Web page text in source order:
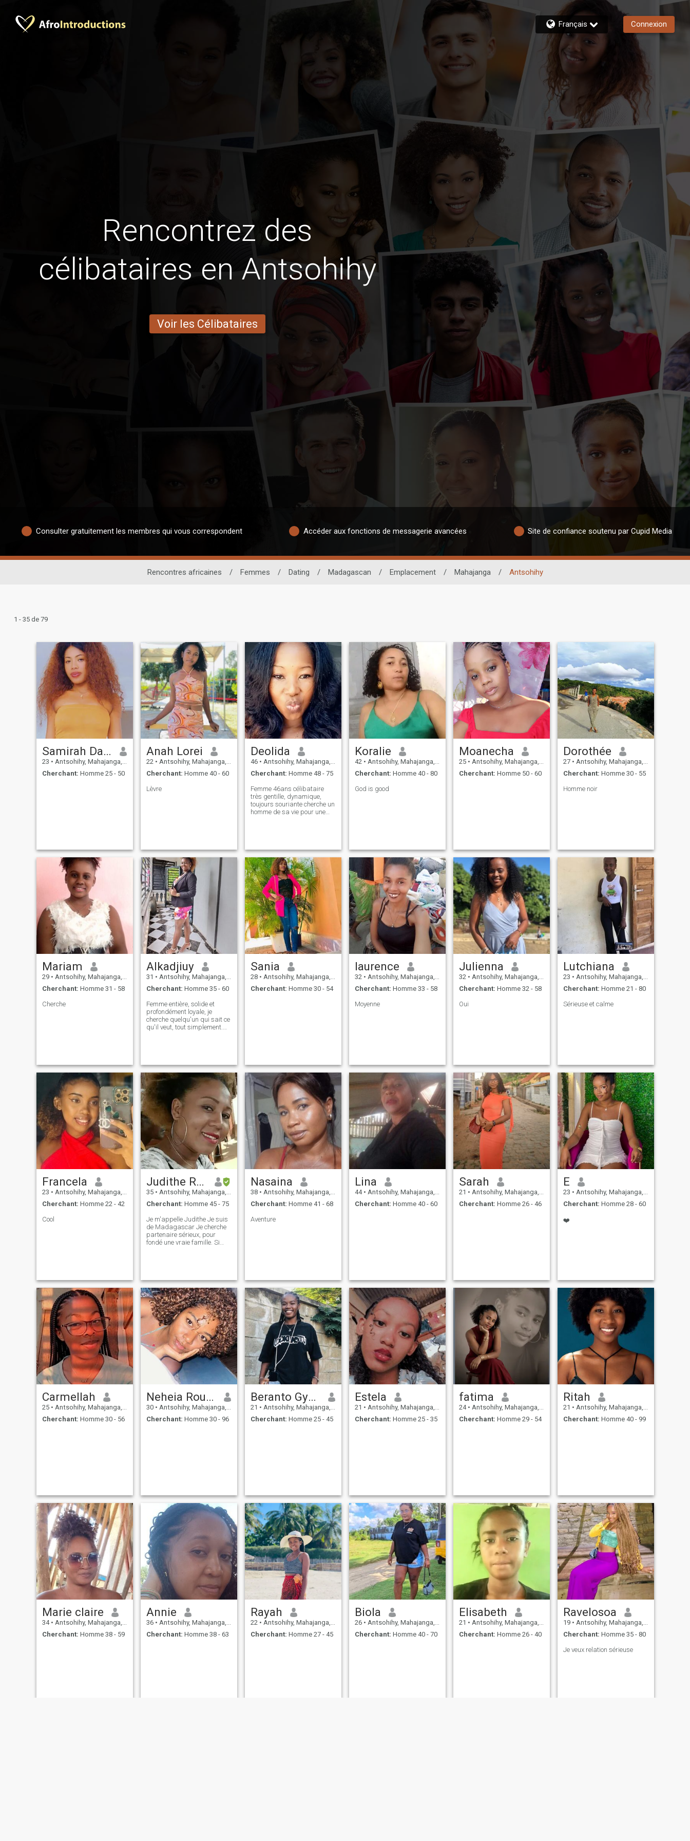
Français Connexion
Rencontrez des
célibataires en Antsohihy
Voir les Célibataires
Consulter gratuitement les membres qui vous correspondent Accéder aux fonctions de messagerie avancées Site de confiance soutenu par Cupid Media
Rencontres africaines / Femmes / Dating / Madagascan / Emplacement / Mahajanga / Antsohihy
1 - 35 de 79
Samirah Danah
23 • Antsohihy, Mahajanga, Madagascar
Cherchant: Homme 25 - 50
Anah Lorei
22 • Antsohihy, Mahajanga, Madagascar
Cherchant: Homme 40 - 60
Lèvre
Deolida
46 • Antsohihy, Mahajanga, Madagascar
Cherchant: Homme 48 - 75
Femme 46ans célibataire
très gentille, dynamique,
toujours souriante cherche un
homme de sa vie pour une
Koralie
42 • Antsohihy, Mahajanga, Madagascar
Cherchant: Homme 40 - 80
God is good
Moanecha
25 • Antsohihy, Mahajanga, Madagascar
Cherchant: Homme 50 - 60
Dorothée
27 • Antsohihy, Mahajanga, Madagascar
Cherchant: Homme 30 - 55
Homme noir
Mariam
29 • Antsohihy, Mahajanga, Madagascar
Cherchant: Homme 31 - 58
Cherche
Alkadjiuy
31 • Antsohihy, Mahajanga, Madagascar
Cherchant: Homme 35 - 60
Femme entière, solide et
profondément loyale, je
cherche quelqu'un qui sait ce
qu'il veut, tout simplement.
relations qui se construisent
lentement, avec respect,
constance et présence. Si tu
recherches une femme qui
assume ses valeurs, qui ne
se laisse pas bousculer,
mais qui sait offrir douceur,
humour et une vraie sécurité
émotionnelle… alors tu es
peut-être au bon endroit.
Sania
28 • Antsohihy, Mahajanga, Madagascar
Cherchant: Homme 30 - 54
laurence
32 • Antsohihy, Mahajanga, Madagascar
Cherchant: Homme 33 - 58
Moyenne
Julienna
32 • Antsohihy, Mahajanga, Madagascar
Cherchant: Homme 32 - 58
Oui
Lutchiana
23 • Antsohihy, Mahajanga, Madagascar
Cherchant: Homme 21 - 80
Sérieuse et calme
Francela
23 • Antsohihy, Mahajanga, Madagascar
Cherchant: Homme 22 - 42
Cool
Judithe RAHARISOA
35 • Antsohihy, Mahajanga, Madagascar
Cherchant: Homme 45 - 75
Je m'appelle Judithe Je suis
de Madagascar Je cherche
partenaire sérieux, pour
fondé une vraie famille. Si
Nasaina
38 • Antsohihy, Mahajanga, Madagascar
Cherchant: Homme 41 - 68
Aventure
Lina
44 • Antsohihy, Mahajanga, Madagascar
Cherchant: Homme 40 - 60
Sarah
21 • Antsohihy, Mahajanga, Madagascar
Cherchant: Homme 26 - 46
E
23 • Antsohihy, Mahajanga, Madagascar
Cherchant: Homme 28 - 60
❤️
Carmellah
25 • Antsohihy, Mahajanga, Madagascar
Cherchant: Homme 30 - 56
Neheia Rouchel
30 • Antsohihy, Mahajanga, Madagascar
Cherchant: Homme 30 - 96
Beranto Gyptienne
21 • Antsohihy, Mahajanga, Madagascar
Cherchant: Homme 25 - 45
Estela
21 • Antsohihy, Mahajanga, Madagascar
Cherchant: Homme 25 - 35
fatima
24 • Antsohihy, Mahajanga, Madagascar
Cherchant: Homme 29 - 54
Ritah
21 • Antsohihy, Mahajanga, Madagascar
Cherchant: Homme 40 - 99
Marie claire
34 • Antsohihy, Mahajanga, Madagascar
Cherchant: Homme 38 - 59
Annie
36 • Antsohihy, Mahajanga, Madagascar
Cherchant: Homme 38 - 63
Rayah
22 • Antsohihy, Mahajanga, Madagascar
Cherchant: Homme 27 - 45
Biola
26 • Antsohihy, Mahajanga, Madagascar
Cherchant: Homme 40 - 70
Elisabeth
21 • Antsohihy, Mahajanga, Madagascar
Cherchant: Homme 26 - 40
Ravelosoa
19 • Antsohihy, Mahajanga, Madagascar
Cherchant: Homme 35 - 80
Je veux relation sérieuse